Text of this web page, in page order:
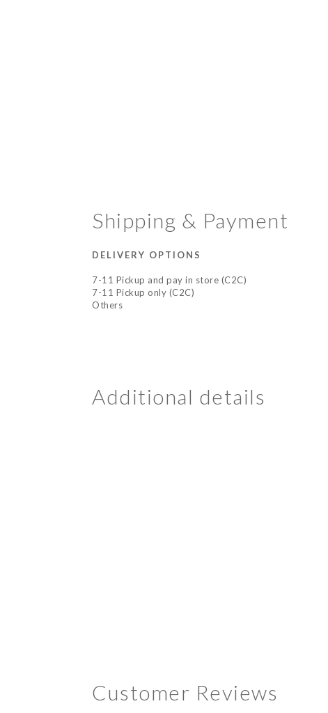
Shipping & Payment
DELIVERY OPTIONS
7-11 Pickup and pay in store (C2C)
7-11 Pickup only (C2C)
Others
Additional details
Customer Reviews